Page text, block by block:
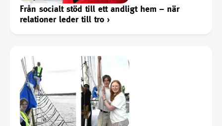
Från socialt stöd till ett andligt hem – när
relationer leder till tro ›